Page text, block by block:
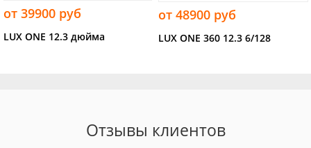
от 39900 руб
LUX ONE 12.3 дюйма
от 48900 руб
LUX ONE 360 12.3 6/128
Отзывы клиентов